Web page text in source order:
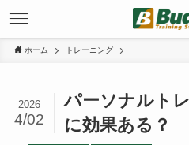
ホーム トレーニング
パーソナルト
に効果ある？
2026
4/02